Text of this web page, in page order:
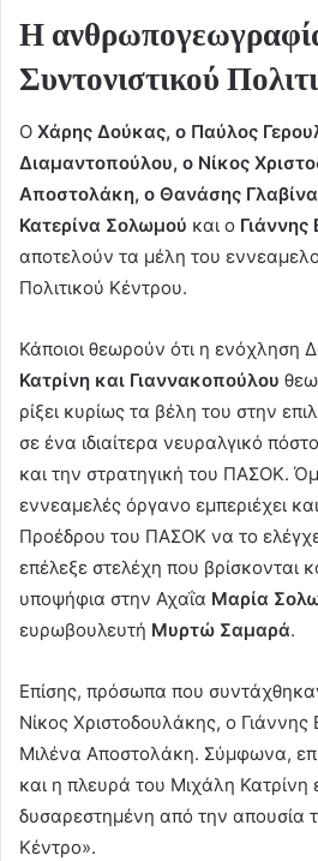
Η
Συντονιστικού
Ο Χάρης Δούκας, ο Παύλος
Διαμαντοπούλου, ο Νίκος
Αποστολάκη, ο Θανάσης
Κατερίνα Σολωμού και ο
αποτελούν τα μέλη του
Πολιτικού Κέντρου.
Κάποιοι θεωρούν ότι η ενόχληση
Κατρίνη και Γιαννακοπούλου
ρίξει κυρίως τα βέλη του στην
σε ένα ιδιαίτερα νευραλγικό
και την στρατηγική του ΠΑΣΟΚ.
εννεαμελές όργανο εμπεριέχει
Προέδρου του ΠΑΣΟΚ να το
επέλεξε στελέχη που βρίσκονται
υποψήφια στην Αχαΐα Μαρία
ευρωβουλευτή Μυρτώ Σαμαρά.
Επίσης, πρόσωπα που
Νίκος Χριστοδουλάκης, ο
Μιλένα Αποστολάκη. Σύμφωνα,
και η πλευρά του Μιχάλη Κατρίνη
δυσαρεστημένη από την απουσία
Κέντρο».